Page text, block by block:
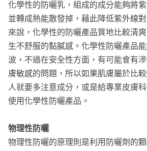
化學性的防曬乳，組成的成分能夠將
並轉成熱能散發掉，藉此降低紫外線
來說，化學性的防曬產品質地比較清
生不舒服的黏膩感。化學性防曬產品
波，不過在安全性方面，有可能會有
膚敏感的問題，所以如果肌膚屬於比
人就要多注意成分，或是給專業皮膚
使用化學性防曬產品。
物理性防曬
物理性防曬的原理則是利用防曬劑的